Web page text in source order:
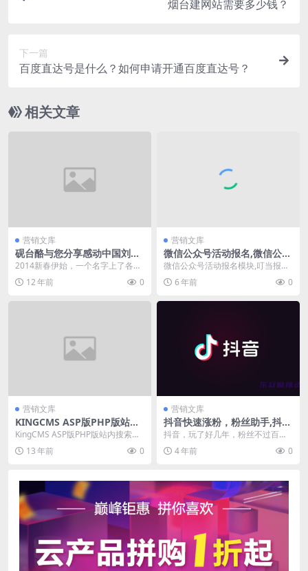
烟台建网站需要多少钱？
下一篇
百度直达号是什么？如何申请开通百度直达号？
相关文章
营销文库
砚台酪与您分享感动中国刘盛
兰刘盛兰事迹及烟台好人们
2014新春伊始，一个名字上了各种
新闻头条——刘盛兰。刘盛兰是
谁，他做了什么？，...
12 年前 0
营销文库
微信公众号活动报名,微信公众
号活动报名模块源码
微信公众号活动报名模块,叮当报名
这是一个活动报名系统，应用于各
种活动的报名环节，...
6 年前 0
营销文库
KINGCMS ASP版PHP版站内
搜索代码
KingCMS ASP版PHP版站内搜索代
码,下面的搜索代码为ASP版，PHP
版...13 年前 0
营销文库
抖音快速涨粉，粉丝助手,抖音
涨粉工具,抖音辅助工具
抖音，玩了好几年，粉丝不过百！
怎么办？刷视频的时候有很多主播
教你快速涨粉，学费也...
4 年前 0